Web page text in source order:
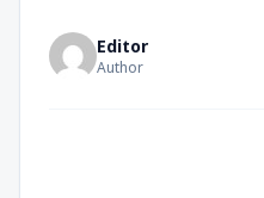
Editor
Author